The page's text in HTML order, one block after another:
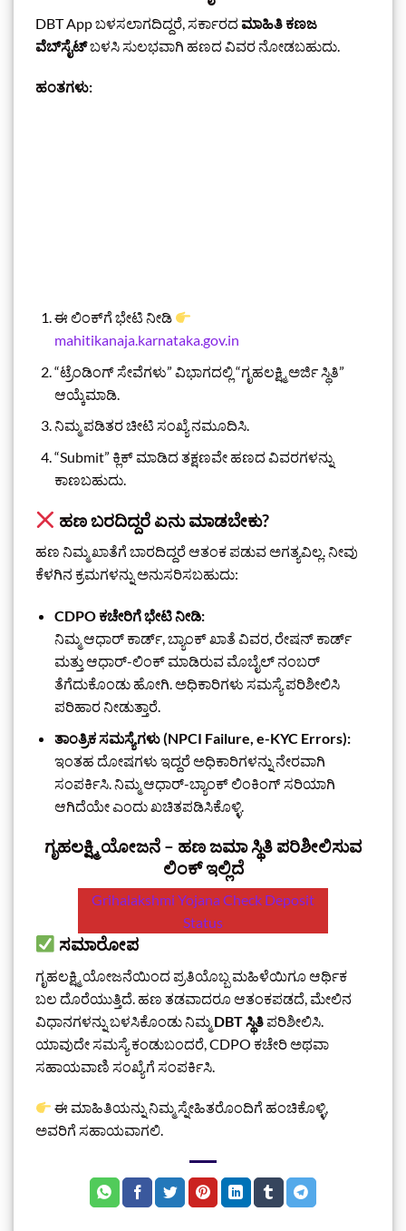
DBT App ಬಳಸಲಾಗದಿದ್ದರೆ, ಸರ್ಕಾರದ ಮಾಹಿತಿ ಕಣಜ
ವೆಬ್‌ಸೈಟ್ಬಳಸಿ ಸುಲಭವಾಗಿ ಹಣದ ವಿವರ ನೋಡಬಹುದು.
ಹಂತಗಳು:
ಈ ಲಿಂಕ್‌ಗೆ ಭೇಟಿ ನೀಡಿ
mahitikanaja.karnataka.gov.in
“ಟ್ರೆಂಡಿಂಗ್ ಸೇವೆಗಳು” ವಿಭಾಗದಲ್ಲಿ “ಗೃಹಲಕ್ಷ್ಮಿ ಅರ್ಜಿ ಸ್ಥಿತಿ”
ಆಯ್ಕೆಮಾಡಿ.
ನಿಮ್ಮ ಪಡಿತರ ಚೀಟಿ ಸಂಖ್ಯೆ ನಮೂದಿಸಿ.
“Submit” ಕ್ಲಿಕ್ ಮಾಡಿದ ತಕ್ಷಣವೇ ಹಣದ ವಿವರಗಳನ್ನು
ಕಾಣಬಹುದು.
ಹಣ ಬರದಿದ್ದರೆ ಏನು ಮಾಡಬೇಕು?
ಹಣ ನಿಮ್ಮ ಖಾತೆಗೆ ಬಾರದಿದ್ದರೆ ಆತಂಕ ಪಡುವ ಅಗತ್ಯವಿಲ್ಲ. ನೀವು
ಕೆಳಗಿನ ಕ್ರಮಗಳನ್ನು ಅನುಸರಿಸಬಹುದು:
CDPO ಕಚೇರಿಗೆ ಭೇಟಿ ನೀಡಿ:
ನಿಮ್ಮ ಆಧಾರ್ ಕಾರ್ಡ್, ಬ್ಯಾಂಕ್ ಖಾತೆ ವಿವರ, ರೇಷನ್ ಕಾರ್ಡ್
ಮತ್ತು ಆಧಾರ್-ಲಿಂಕ್ ಮಾಡಿರುವ ಮೊಬೈಲ್ ನಂಬರ್
ತೆಗೆದುಕೊಂಡು ಹೋಗಿ. ಅಧಿಕಾರಿಗಳು ಸಮಸ್ಯೆ ಪರಿಶೀಲಿಸಿ
ಪರಿಹಾರ ನೀಡುತ್ತಾರೆ.
ತಾಂತ್ರಿಕ ಸಮಸ್ಯೆಗಳು (NPCI Failure, e-KYC Errors):
ಇಂತಹ ದೋಷಗಳು ಇದ್ದರೆ ಅಧಿಕಾರಿಗಳನ್ನು ನೇರವಾಗಿ
ಸಂಪರ್ಕಿಸಿ. ನಿಮ್ಮ ಆಧಾರ್-ಬ್ಯಾಂಕ್ ಲಿಂಕಿಂಗ್ ಸರಿಯಾಗಿ
ಆಗಿದೆಯೇ ಎಂದು ಖಚಿತಪಡಿಸಿಕೊಳ್ಳಿ.
ಗೃಹಲಕ್ಷ್ಮಿ ಯೋಜನೆ – ಹಣ ಜಮಾ ಸ್ಥಿತಿ ಪರಿಶೀಲಿಸುವ
ಲಿಂಕ್‌ ಇಲ್ಲಿದೆ
Grihalakshmi Yojana Check Deposit
Status
ಸಮಾರೋಪ
ಗೃಹಲಕ್ಷ್ಮಿ ಯೋಜನೆಯಿಂದ ಪ್ರತಿಯೊಬ್ಬ ಮಹಿಳೆಯಿಗೂ ಆರ್ಥಿಕ
ಬಲ ದೊರೆಯುತ್ತಿದೆ. ಹಣ ತಡವಾದರೂ ಆತಂಕಪಡದೆ, ಮೇಲಿನ
ವಿಧಾನಗಳನ್ನು ಬಳಸಿಕೊಂಡು ನಿಮ್ಮ DBT ಸ್ಥಿತಿಪರಿಶೀಲಿಸಿ.
ಯಾವುದೇ ಸಮಸ್ಯೆ ಕಂಡುಬಂದರೆ, CDPO ಕಚೇರಿ ಅಥವಾ
ಸಹಾಯವಾಣಿ ಸಂಖ್ಯೆಗೆ ಸಂಪರ್ಕಿಸಿ.
ಈ ಮಾಹಿತಿಯನ್ನು ನಿಮ್ಮ ಸ್ನೇಹಿತರೊಂದಿಗೆ ಹಂಚಿಕೊಳ್ಳಿ,
ಅವರಿಗೆ ಸಹಾಯವಾಗಲಿ.